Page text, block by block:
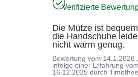
Verifizierte
Die Mütze ist
die Handschuhe
nicht warm genug.
Bewertung vom 14.1.2026
infolge einer Erfahrung
16.12.2025 durch